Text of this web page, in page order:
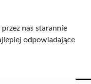
nas starannie
odpowiadające